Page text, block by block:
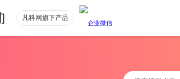
凡科网旗下产品